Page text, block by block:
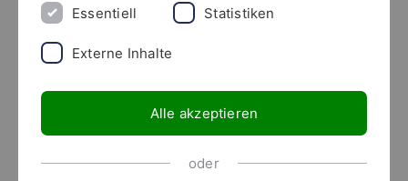
Alternativen
zur CeoTronics-Aktie
Derboerse.de-Aktienbrief
2002 100 sogenannte
Essentiell Statistiken
Externe Inhalte
Alle akzeptieren
oder